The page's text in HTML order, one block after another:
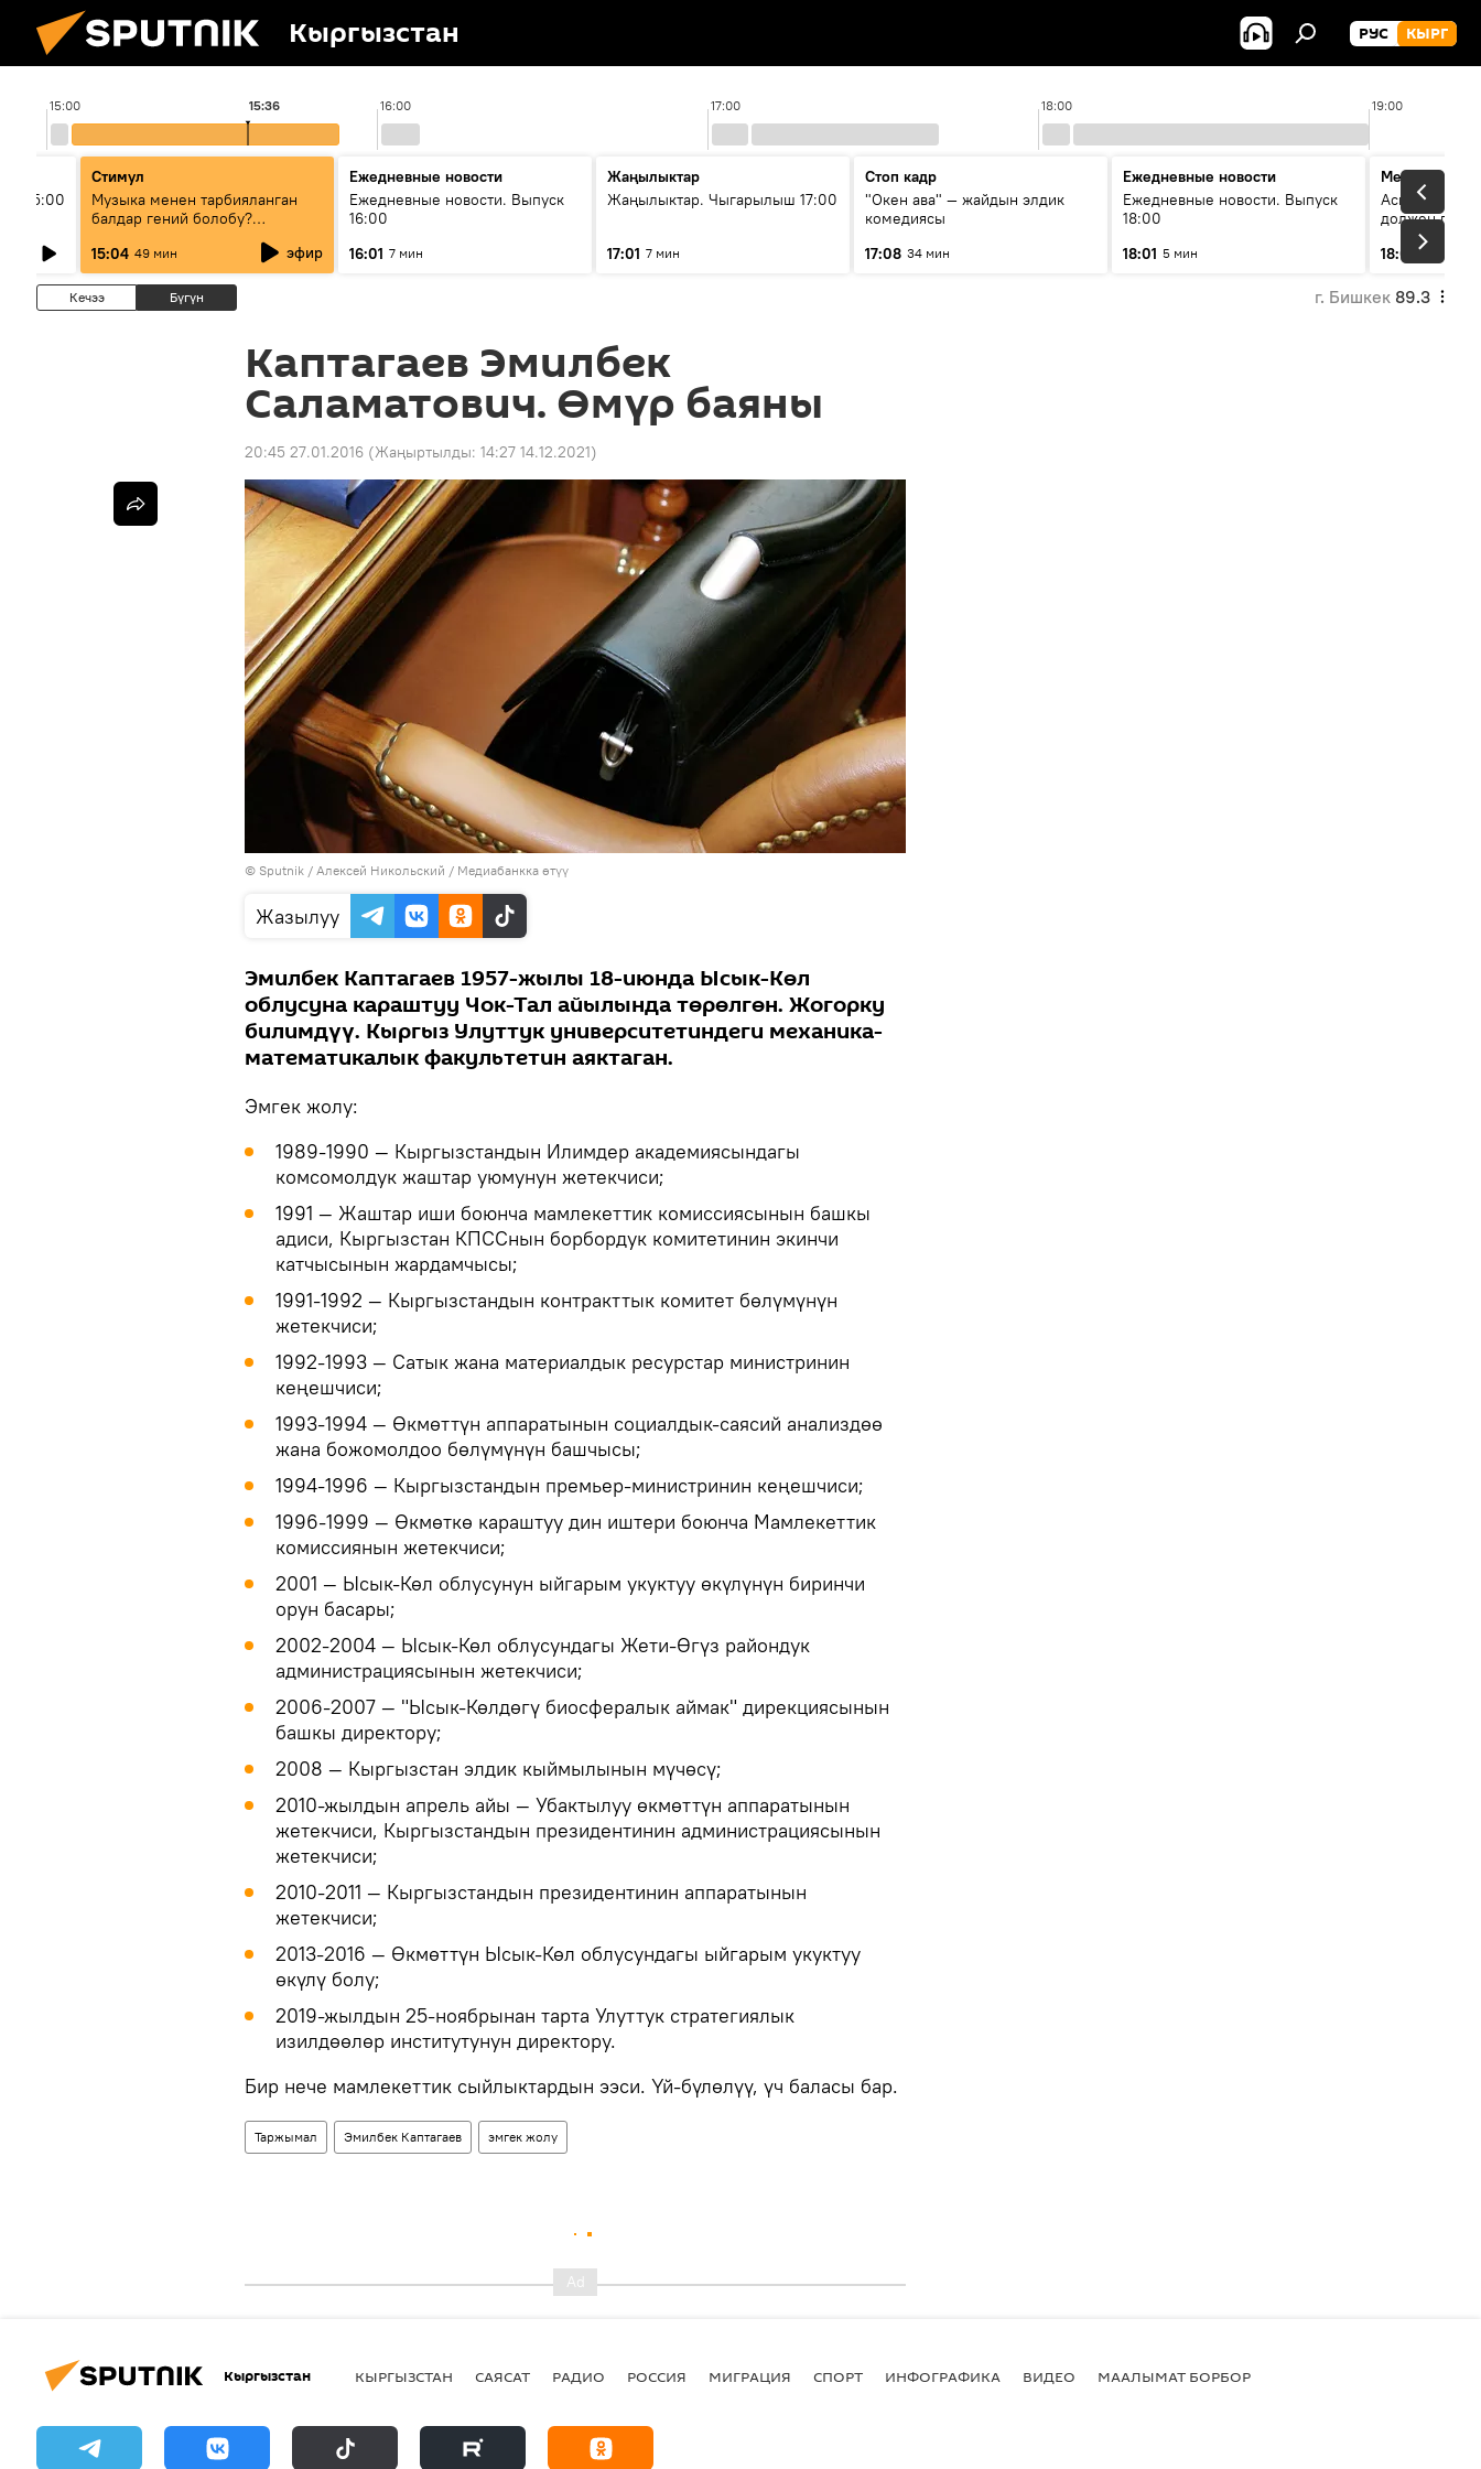
Кыргызстан РУС КЫРГ
15:00 16:00 17:00 18:00 19:00
15:36
15:00
Стимул
Музыка менен тарбияланган
балдар гений болобу?
Кыргыздын жашоосунда
музыканын орду
15:04 49 мин эфир
Ежедневные новости
Ежедневные новости. Выпуск
16:00
16:01 7 мин
Жаңылыктар
Жаңылыктар. Чыгарылыш 17:00
17:01 7 мин
Стоп кадр
"Окен ава" — жайдын элдик
комедиясы
17:08 34 мин
Ежедневные новости
Ежедневные новости. Выпуск
18:00
18:01 5 мин
Меняющие
Аскар
должен
18:06
Кечээ Бүгүн г. Бишкек 89.3
Каптагаев Эмилбек
Саламатович. Өмүр баяны
20:45 27.01.2016 (Жаңыртылды: 14:27 14.12.2021)
© Sputnik / Алексей Никольский / Медиабанкка өтүү
Жазылуу
Эмилбек Каптагаев 1957-жылы 18-июнда Ысык-Көл
облусуна караштуу Чок-Тал айылында төрөлгөн. Жогорку
билимдүү. Кыргыз Улуттук университетиндеги механика-
математикалык факультетин аяктаган.
Эмгек жолу:
1989-1990 — Кыргызстандын Илимдер академиясындагы
комсомолдук жаштар уюмунун жетекчиси;
1991 — Жаштар иши боюнча мамлекеттик комиссиясынын башкы
адиси, Кыргызстан КПССнын борбордук комитетинин экинчи
катчысынын жардамчысы;
1991-1992 — Кыргызстандын контракттык комитет бөлүмүнүн
жетекчиси;
1992-1993 — Сатык жана материалдык ресурстар министринин
кеңешчиси;
1993-1994 — Өкмөттүн аппаратынын социалдык-саясий анализдөө
жана божомолдоо бөлүмүнүн башчысы;
1994-1996 — Кыргызстандын премьер-министринин кеңешчиси;
1996-1999 — Өкмөткө караштуу дин иштери боюнча Мамлекеттик
комиссиянын жетекчиси;
2001 — Ысык-Көл облусунун ыйгарым укуктуу өкүлүнүн биринчи
орун басары;
2002-2004 — Ысык-Көл облусундагы Жети-Өгүз райондук
администрациясынын жетекчиси;
2006-2007 — "Ысык-Көлдөгү биосфералык аймак" дирекциясынын
башкы директору;
2008 — Кыргызстан элдик кыймылынын мүчөсү;
2010-жылдын апрель айы — Убактылуу өкмөттүн аппаратынын
жетекчиси, Кыргызстандын президентинин администрациясынын
жетекчиси;
2010-2011 — Кыргызстандын президентинин аппаратынын
жетекчиси;
2013-2016 — Өкмөттүн Ысык-Көл облусундагы ыйгарым укуктуу
өкүлү болу;
2019-жылдын 25-ноябрынан тарта Улуттук стратегиялык
изилдөөлөр институтунун директору.
Бир нече мамлекеттик сыйлыктардын ээси. Үй-бүлөлүү, үч баласы бар.
Таржымал Эмилбек Каптагаев эмгек жолу
Кыргызстан КЫРГЫЗСТАН САЯСАТ РАДИО РОССИЯ МИГРАЦИЯ СПОРТ ИНФОГРАФИКА ВИДЕО МААЛЫМАТ БОРБОР